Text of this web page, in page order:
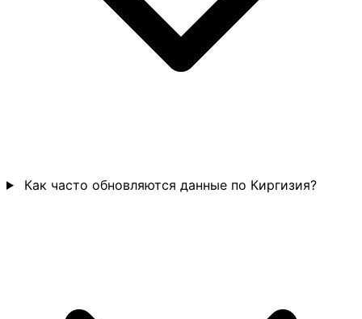
Как часто обновляются данные по Киргизия?